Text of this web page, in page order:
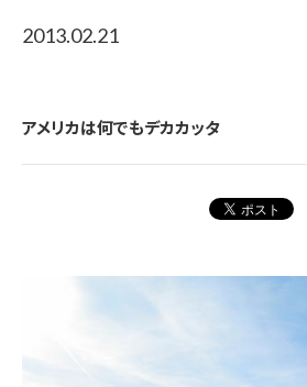
2013.02.21
アメリカは何でもデカカッタ